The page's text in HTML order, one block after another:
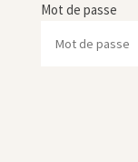
Mot de passe